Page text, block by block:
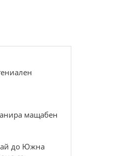
мащабен
до Южна